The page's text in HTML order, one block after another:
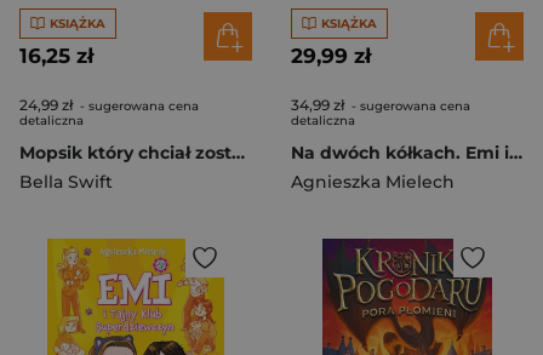
KSIĄŻKA
16,25 zł
24,99 zł - sugerowana cena
detaliczna
Mopsik który chciał zostać króliczkiem Tom 2
Bella Swift
KSIĄŻKA
29,99 zł
34,99 zł - sugerowana cena
detaliczna
Na dwóch kółkach. Emi i Tajny Klub Superdziewczyn. Tom 15 wyd. 2026
Agnieszka Mielech